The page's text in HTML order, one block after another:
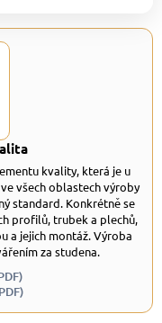
kvality, která je u
všech oblastech výroby
standard. Konkrétně se
profilů, trubek a plechů,
a jejich montáž. Výroba
za studena.